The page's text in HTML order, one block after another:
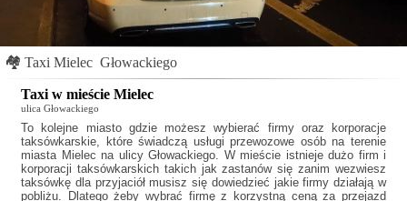
🏘 Taxi Mielec Głowackiego
Taxi w mieście Mielec
ulica Głowackiego
To kolejne miasto gdzie możesz wybierać firmy oraz korporacje
taksówkarskie, które świadczą usługi przewozowe osób na terenie
miasta Mielec na ulicy Głowackiego. W mieście istnieje dużo firm i
korporacji taksówkarskich takich jakzastanów się zanim wezwiesz
taksówkę dla przyjaciół musisz się dowiedzieć jakie firmy działają w
pobliżu. Dlatego żeby wybrać firmę z korzystną ceną za przejazd